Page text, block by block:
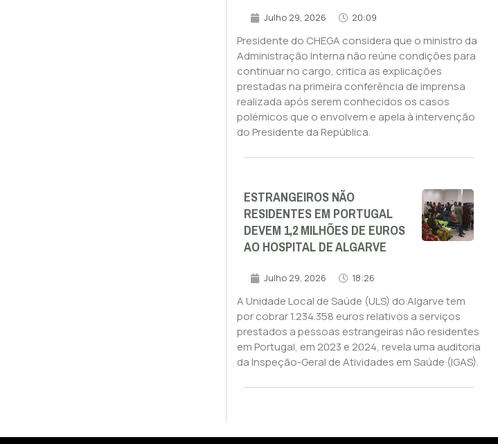
Julho 29, 2026 20:09
Presidente do CHEGA considera que o ministro da
Administração Interna não reúne condições para
continuar no cargo, critica as explicações
prestadas na primeira conferência de imprensa
realizada após serem conhecidos os casos
polémicos que o envolvem e apela à intervenção
do Presidente da República.
ESTRANGEIROS NÃO
RESIDENTES EM PORTUGAL
DEVEM 1,2 MILHÕES DE EUROS
AO HOSPITAL DE ALGARVE
Julho 29, 2026 18:26
A Unidade Local de Saúde (ULS) do Algarve tem
por cobrar 1.234.358 euros relativos a serviços
prestados a pessoas estrangeiras não residentes
em Portugal, em 2023 e 2024, revela uma auditoria
da Inspeção-Geral de Atividades em Saúde (IGAS).